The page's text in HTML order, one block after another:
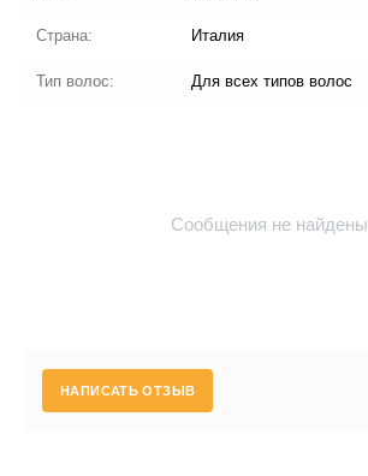
Страна: Италия
Тип волос: Для всех типов волос
Сообщения не найдены
НАПИСАТЬ ОТЗЫВ